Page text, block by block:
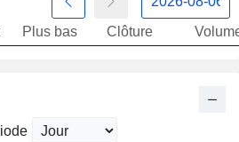
Plus bas Clôture